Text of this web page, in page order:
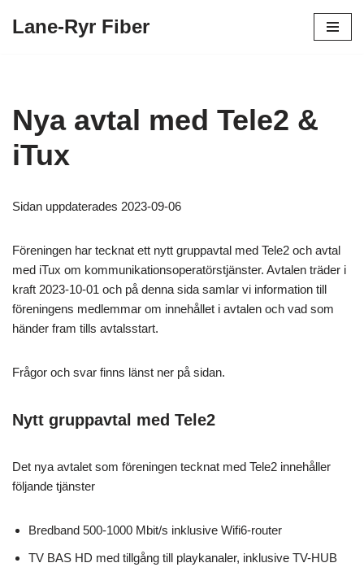
Lane-Ryr Fiber
Nya avtal med Tele2 &
iTux
Sidan uppdaterades 2023-09-06
Föreningen har tecknat ett nytt gruppavtal med Tele2 och avtal
med iTux om kommunikationsoperatörstjänster. Avtalen träder i
kraft 2023-10-01 och på denna sida samlar vi information till
föreningens medlemmar om innehållet i avtalen och vad som
händer fram tills avtalsstart.
Frågor och svar finns länst ner på sidan.
Nytt gruppavtal med Tele2
Det nya avtalet som föreningen tecknat med Tele2 innehåller
följande tjänster
Bredband 500-1000 Mbit/s inklusive Wifi6-router
TV BAS HD med tillgång till playkanaler, inklusive TV-HUB